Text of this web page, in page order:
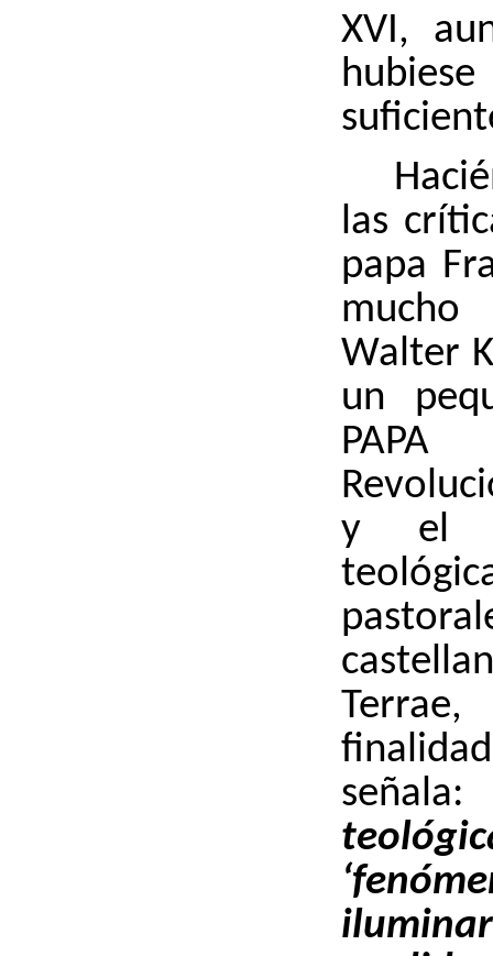
XVI,
las
papa
Walter
un
PAPA
y el